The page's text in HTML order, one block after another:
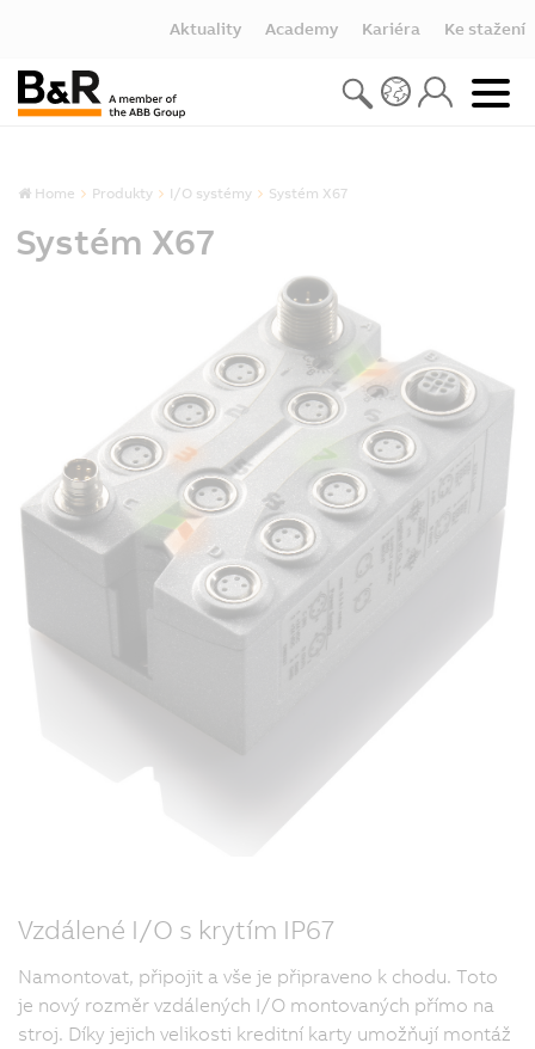
Aktuality Academy Kariéra Ke stažení
Home Produkty I/O systémy Systém X67
Systém X67
Vzdálené I/O s krytím IP67
Namontovat, připojit a vše je připraveno k chodu. Toto
je nový rozměr vzdálených I/O montovaných přímo na
stroj. Díky jejich velikosti kreditní karty umožňují montáž